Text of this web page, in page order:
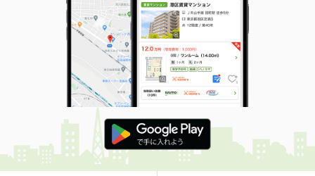
価 格
6.30万円
住 所
沖縄県那覇市宮城１丁目
専有面積 21.84m²
間取り
1K
沖縄県那覇市金城１
価 格
7.60万円
住 所
沖縄県那覇市金城１
専有面積